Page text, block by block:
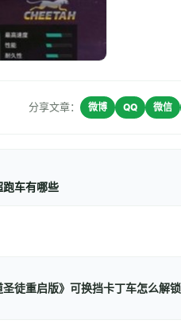
分享文章： 微博 QQ 微信
跑车有哪些
圣徒重启版》可换挡卡丁车怎么解锁